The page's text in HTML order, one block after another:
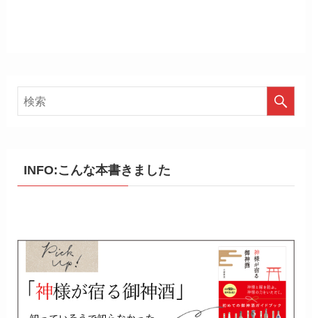
INFO:こんな本書きました